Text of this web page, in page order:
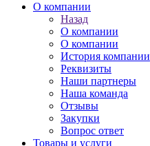
О компании
Назад
О компании
О компании
История компании
Реквизиты
Наши партнеры
Наша команда
Отзывы
Закупки
Вопрос ответ
Товары и услуги